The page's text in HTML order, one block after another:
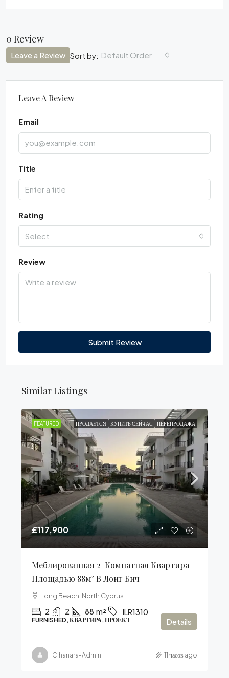
0 Review
Sort by: Default Order
Leave a Review
Leave A Review
Email
Title
Rating
Select
Review
Submit Review
Similar Listings
FEATURED ПРОДАЕТСЯ КУПИТЬ СЕЙЧАС ПЕРЕПРОДАЖА
£117,900
Меблированная 2-Комнатная Квартира
Площадью 88м² В Лонг Бич
Long Beach, North Cyprus
2 2 88 m² ILR1310
FURNISHED, КВАРТИРА, ПРОЕКТ Details
Cihanara-Admin 11 часов ago